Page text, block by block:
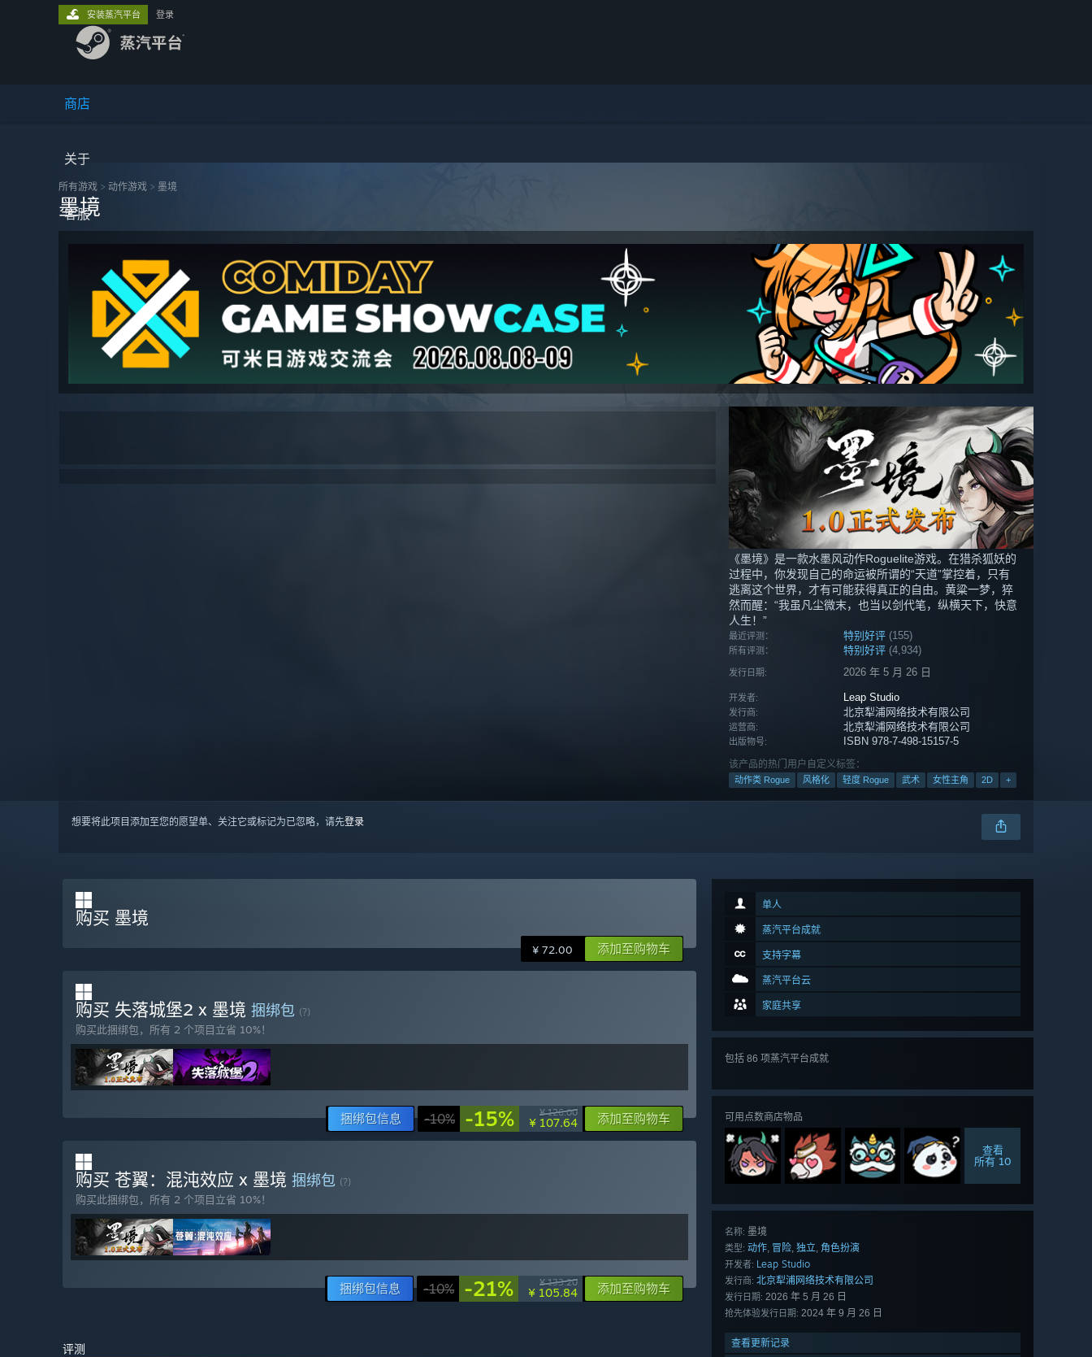
商店
关于
客服
安装蒸汽平台 登录
所有游戏 > 动作‎游戏 > 墨境
墨境
《墨境》是一款水墨风动作Roguelite游戏。在猎杀狐妖的
过程中，你发现自己的命运被所谓的“天道”掌控着，只有
逃离这个世界，才有可能获得真正的自由。黄粱一梦，猝
然而醒：“我虽凡尘微末，也当以剑代笔，纵横天下，快意
人生！”
最近评测： 特别好评 (155)
所有评测： 特别好评 (4,934)
发行日期: 2026 年 5 月 26 日
开发者: Leap Studio
发行商: 北京犁浦网络技术有限公司
运营商: 北京犁浦网络技术有限公司
出版物号: ISBN 978-7-498-15157-5
该产品的热门用户自定义标签：
动作类 Rogue 风格化 轻度 Rogue 武术 女性主角 2D +
想要将此项目添加至您的愿望单、关注它或标记为已忽略，请先登录
单人
蒸汽平台成就
支持字幕
蒸汽平台云
家庭共享
包括 86 项蒸汽平台成就
可用点数商店物品
查看
所有 10
名称: 墨境
类型: 动作 冒险 独立 角色扮演
开发者: Leap Studio
发行商: 北京犁浦网络技术有限公司
发行日期: 2026 年 5 月 26 日
抢先体验发行日期: 2024 年 9 月 26 日
查看更新记录
购买 墨境
¥ 72.00 添加至购物车
购买 失落城堡2 x 墨境 捆绑包 (?)
购买此捆绑包，所有 2 个项目立省 10%！
捆绑包信息 -10% -15% ¥ 126.00
¥ 107.64 添加至购物车
购买 苍翼：混沌效应 x 墨境 捆绑包 (?)
购买此捆绑包，所有 2 个项目立省 10%！
捆绑包信息 -10% -21% ¥ 133.20
¥ 105.84 添加至购物车
评测